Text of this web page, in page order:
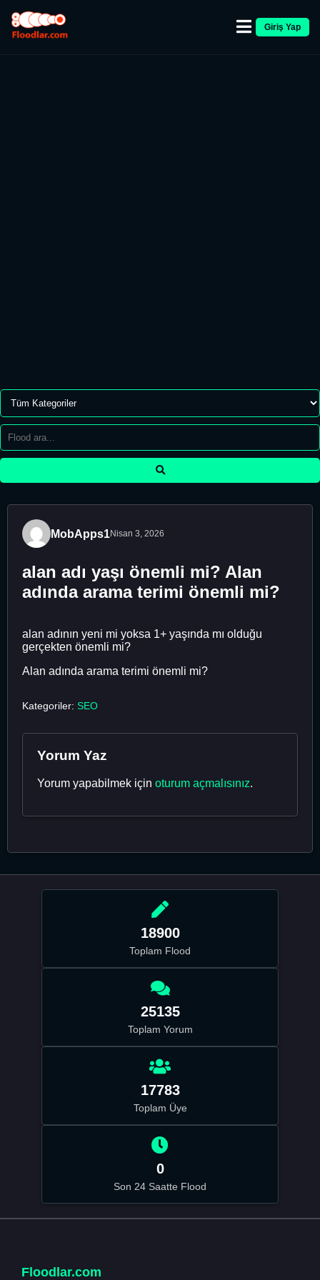
Giriş Yap
MobApps1Nisan 3, 2026
alan adı yaşı önemli mi? Alan
adında arama terimi önemli mi?
alan adının yeni mi yoksa 1+ yaşında mı olduğu
gerçekten önemli mi?
Alan adında arama terimi önemli mi?
Kategoriler: SEO
Yorum Yaz
Yorum yapabilmek için oturum açmalısınız.
18900
Toplam Flood
25135
Toplam Yorum
17783
Toplam Üye
0
Son 24 Saatte Flood
Floodlar.com